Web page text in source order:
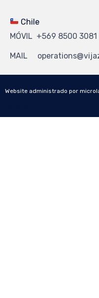
Chile
MÓVIL +569 8500 3081
MAIL
Website administrado por